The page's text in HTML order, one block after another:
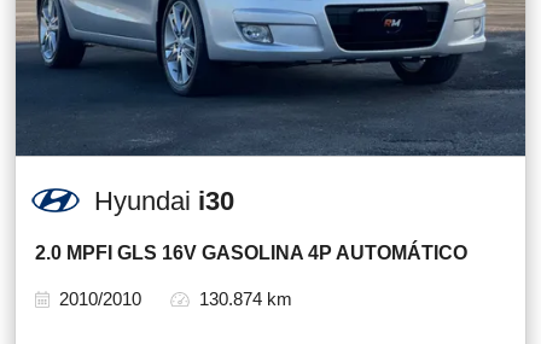
Hyundai i30
2.0 MPFI GLS 16V GASOLINA 4P AUTOMÁTICO
2010/2010 130.874 km